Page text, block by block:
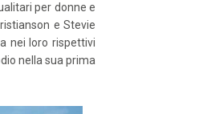
per donne e
e Stevie
nei loro rispettivi
nella sua prima